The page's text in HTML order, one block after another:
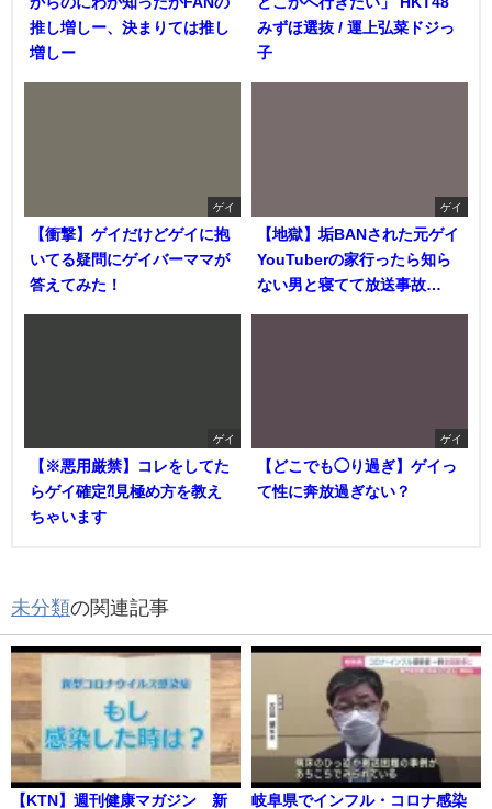
推し増しー、決まりては推し
増しー
みずほ選抜 / 運上弘菜ドジっ
子
ゲイ
【衝撃】ゲイだけどゲイに抱
いてる疑問にゲイバーママが
答えてみた！
ゲイ
【地獄】垢BANされた元ゲイ
YouTuberの家行ったら知ら
ない男と寝てて放送事故…
ゲイ
【※悪用厳禁】コレをしてた
らゲイ確定⁈見極め方を教え
ちゃいます
ゲイ
【どこでも◯り過ぎ】ゲイっ
て性に奔放過ぎない？
未分類の関連記事
【KTN】週刊健康マガジン 新
岐阜県でインフル・コロナ感染